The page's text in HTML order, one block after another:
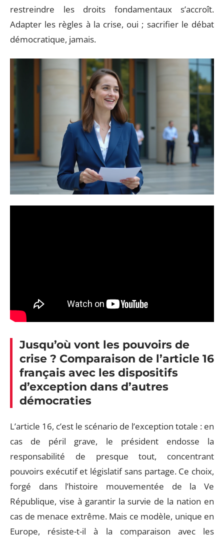
restreindre les droits fondamentaux s’accroît.
Adapter les règles à la crise, oui ; sacrifier le débat
démocratique, jamais.
Jusqu’où vont les pouvoirs de
crise ? Comparaison de l’article 16
français avec les dispositifs
d’exception dans d’autres
démocraties
L’article 16, c’est le scénario de l’exception totale : en
cas de péril grave, le président endosse la
responsabilité de presque tout, concentrant
pouvoirs exécutif et législatif sans partage. Ce choix,
forgé dans l’histoire mouvementée de la Ve
République, vise à garantir la survie de la nation en
cas de menace extrême. Mais ce modèle, unique en
Europe, résiste-t-il à la comparaison avec les